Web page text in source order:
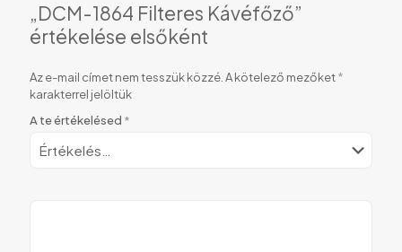
„DCM-1864 Filteres Kávéfőző”
értékelése elsőként
Az e-mail címet nem tesszük közzé. A kötelező mezőket*
karakterrel jelöltük
A te értékelésed *